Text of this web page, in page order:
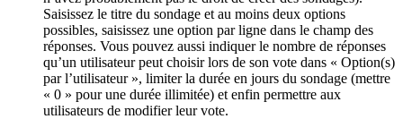
Saisissez le titre du sondage et au moins deux options
possibles, saisissez une option par ligne dans le champ des
réponses. Vous pouvez aussi indiquer le nombre de réponses
qu’un utilisateur peut choisir lors de son vote dans « Option(s)
par l’utilisateur », limiter la durée en jours du sondage (mettre
« 0 » pour une durée illimitée) et enfin permettre aux
utilisateurs de modifier leur vote.